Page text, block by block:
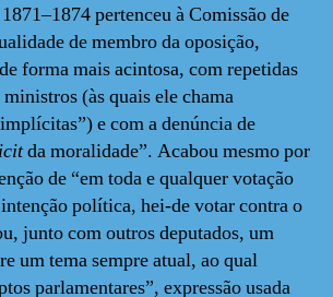
pertenceu à Comissão de
de membro da oposição,
forma mais acintosa, com repetidas
(às quais ele chama
e com a denúncia de
da moralidade”. Acabou mesmo por
de “em toda e qualquer votação
política, hei-de votar contra o
junto com outros deputados, um
um tema sempre atual, ao qual
parlamentares”, expressão usada